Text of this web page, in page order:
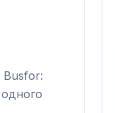
Busfor: